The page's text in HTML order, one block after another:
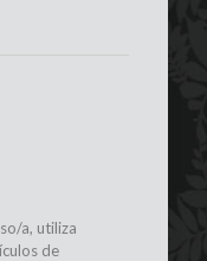
a, utiliza
de